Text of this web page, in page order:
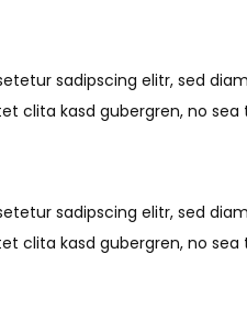
sadipscing elitr, sed
clita kasd gubergren, no
sadipscing elitr, sed
clita kasd gubergren, no